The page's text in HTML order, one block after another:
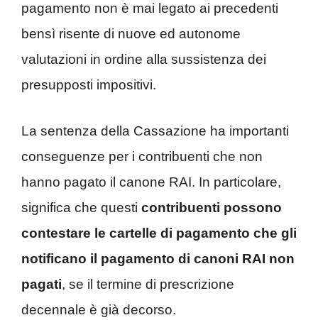
pagamento non è mai legato ai precedenti
bensì risente di nuove ed autonome
valutazioni in ordine alla sussistenza dei
presupposti impositivi.
La sentenza della Cassazione ha importanti
conseguenze per i contribuenti che non
hanno pagato il canone RAI. In particolare,
significa che questi contribuenti possono
contestare le cartelle di pagamento che gli
notificano il pagamento di canoni RAI non
pagati, se il termine di prescrizione
decennale è già decorso.